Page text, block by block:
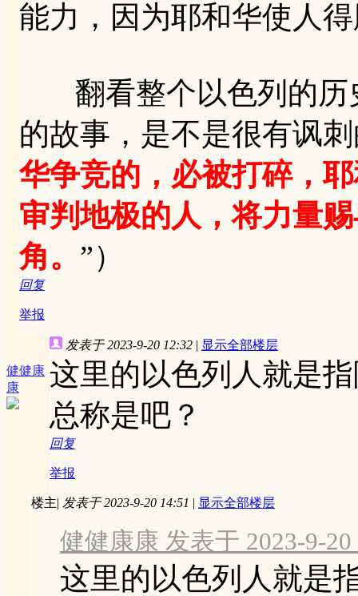
能力，因为耶和华使人
翻看整个以色列的历
的故事，是不是很有讽
华争竞的，必被打碎，
审判地极的人，将力量
角。 ”）
回复
举报
健健康
康
发表于 2023-9-20 12:32 | 显示全部楼层
这里的以色列人就是
总称是吧？
回复
举报
楼主| 发表于 2023-9-20 14:51 | 显示全部楼层
健健康康 发表于 2023-9-20
这里的以色列人就是